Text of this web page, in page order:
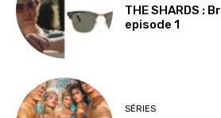
THE SHARDS :
episode 1
SÉRIES